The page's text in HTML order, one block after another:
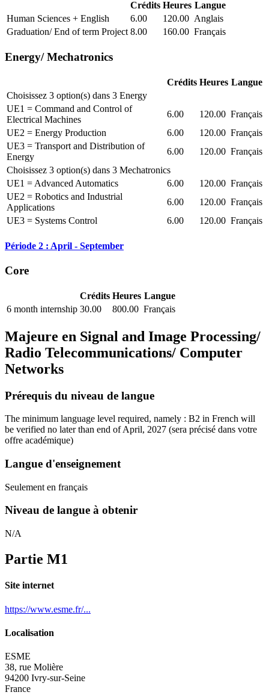
Crédits Heures Langue
Human Sciences + English
6.00 120.00 Anglais
Graduation/ End of term Project 8.00 160.00 Français
Energy/ Mechatronics
Crédits Heures Langue
Choisissez 3 option(s) dans 3 Energy
UE1 = Command and Control of
Electrical Machines
6.00 120.00 Français
UE2 = Energy Production
6.00 120.00 Français
UE3 = Transport and Distribution of
Energy
6.00 120.00 Français
Choisissez 3 option(s) dans 3 Mechatronics
UE1 = Advanced Automatics
6.00 120.00 Français
UE2 = Robotics and Industrial
Applications
6.00 120.00 Français
UE3 = Systems Control
6.00 120.00 Français
Période 2 : April - September
Core
Crédits Heures Langue
6 month internship 30.00 800.00 Français
Majeure en Signal and Image Processing/
Radio Telecommunications/ Computer
Networks
Prérequis du niveau de langue
The minimum language level required, namely : B2 in French will
be verified no later than end of April, 2027 (sera précisé dans votre
offre académique)
Langue d'enseignement
Seulement en français
Niveau de langue à obtenir
N/A
Partie M1
Site internet
https://www.esme.fr/...
Localisation
ESME
38, rue Molière
94200 Ivry-sur-Seine
France